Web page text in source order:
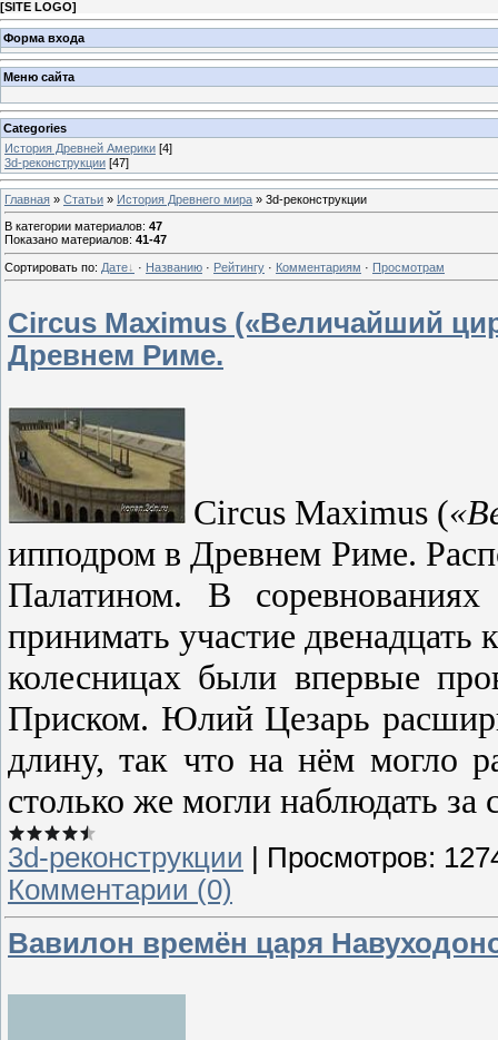
[SITE LOGO]
Форма входа
Меню сайта
Categories
История Древней Америки [4]
3d-реконструкции [47]
Главная » Статьи » История Древнего мира » 3d-реконструкции
В категории материалов: 47
Показано материалов: 41-47
Сортировать по: Дате · Названию · Рейтингу · Комментариям · Просмотрам
Circus Maximus («Величайший
Древнем Риме.
Circus Maximus (
ипподром в Древнем Риме.
Палатином. В
принимать участие двенадцать
колесницах были впервые
Приском. Юлий Цезарь
длину, так что на нём могло
столько же могли наблюдать за
3d-реконструкции Просмотров:
Комментарии (0)
Вавилон времён царя